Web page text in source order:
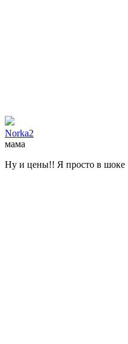
Norka2
мама
Ну и цены!! Я просто в шоке